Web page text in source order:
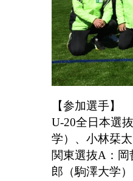
【参加選手】
U-20全日本選
学）、⼩林栞太
関東選抜A：
郎（駒澤大学）